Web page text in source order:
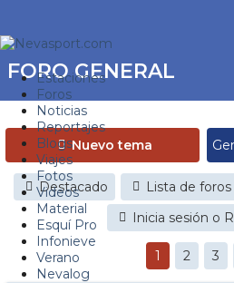
Estaciones
Foros
Noticias
Reportajes
Blogs
Viajes
Fotos
Videos
Material
Esquí Pro
Infonieve
Verano
Nevalog
FORO GENERAL
Nuevo tema
Destacado Lista de foros
Inicia sesión o
1 2 3